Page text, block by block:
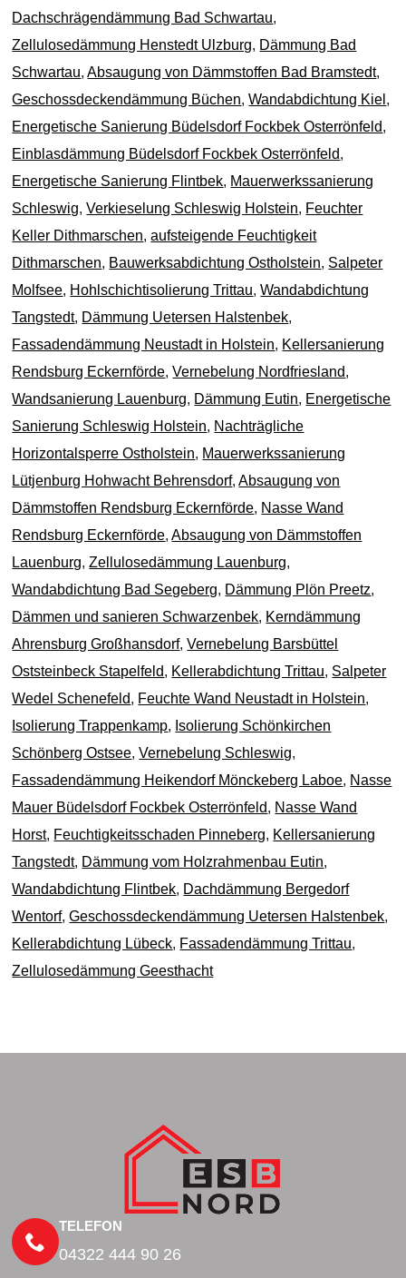
Dachschrägendämmung Bad Schwartau,
Zellulosedämmung Henstedt Ulzburg, Dämmung Bad
Schwartau,Absaugung von Dämmstoffen Bad Bramstedt,
Geschossdeckendämmung Büchen,Wandabdichtung Kiel ,
Energetische Sanierung Büdelsdorf Fockbek Osterrönfeld,
Einblasdämmung Büdelsdorf Fockbek Osterrönfeld,
Energetische Sanierung Flintbek, Mauerwerkssanierung
Schleswig,Verkieselung Schleswig Holstein, Feuchter
Keller Dithmarschen,aufsteigende Feuchtigkeit
Dithmarschen, Bauwerksabdichtung Ostholstein, Salpeter
Molfsee, Hohlschichtisolierung Trittau,Wandabdichtung
Tangstedt, Dämmung Uetersen Halstenbek,
Fassadendämmung Neustadt in Holstein, Kellersanierung
Rendsburg Eckernförde,Vernebelung Nordfriesland,
Wandsanierung Lauenburg, Dämmung Eutin, Energetische
Sanierung Schleswig Holstein, Nachträgliche
Horizontalsperre Ostholstein, Mauerwerkssanierung
Lütjenburg Hohwacht Behrensdorf,Absaugung von
Dämmstoffen Rendsburg Eckernförde, Nasse Wand
Rendsburg Eckernförde,Absaugung von Dämmstoffen
Lauenburg,Zellulosedämmung Lauenburg,
Wandabdichtung Bad Segeberg, Dämmung Plön Preetz,
Dämmen und sanieren Schwarzenbek, Kerndämmung
Ahrensburg Großhansdorf,Vernebelung Barsbüttel
Oststeinbeck Stapelfeld, Kellerabdichtung Trittau, Salpeter
Wedel Schenefeld, Feuchte Wand Neustadt in Holstein,
Isolierung Trappenkamp, Isolierung Schönkirchen
Schönberg Ostsee,Vernebelung Schleswig,
Fassadendämmung Heikendorf Mönckeberg Laboe, Nasse
Mauer Büdelsdorf Fockbek Osterrönfeld, Nasse Wand
Horst, Feuchtigkeitsschaden Pinneberg, Kellersanierung
Tangstedt, Dämmung vom Holzrahmenbau Eutin,
Wandabdichtung Flintbek, Dachdämmung Bergedorf
Wentorf,Geschossdeckendämmung Uetersen Halstenbek,
Kellerabdichtung Lübeck, Fassadendämmung Trittau,
Zellulosedämmung Geesthacht
TELEFON
04322 444 90 26